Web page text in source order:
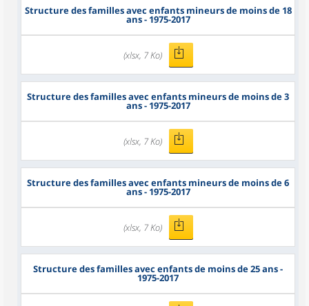
Structure des familles avec enfants mineurs de moins de 18
ans - 1975-2017
(xlsx, 7 Ko)
Structure des familles avec enfants mineurs de moins de 3
ans - 1975-2017
(xlsx, 7 Ko)
Structure des familles avec enfants mineurs de moins de 6
ans - 1975-2017
(xlsx, 7 Ko)
Structure des familles avec enfants de moins de 25 ans -
1975-2017